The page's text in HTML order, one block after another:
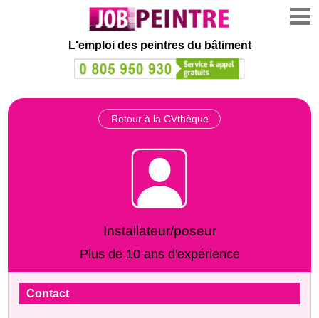
L'emploi des peintres du bâtiment
Retour à la CVthèque
Installateur/poseur
Plus de 10 ans d'expérience
Contact